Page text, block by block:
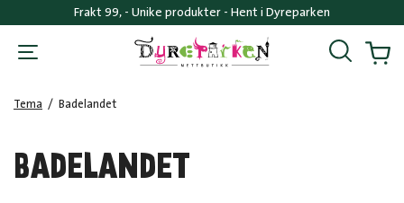
Frakt 99, - Unike produkter - Hent i Dyreparken
Søk
Tema / Badelandet
BADELANDET